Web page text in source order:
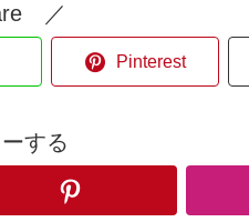
／
Pinterest
する